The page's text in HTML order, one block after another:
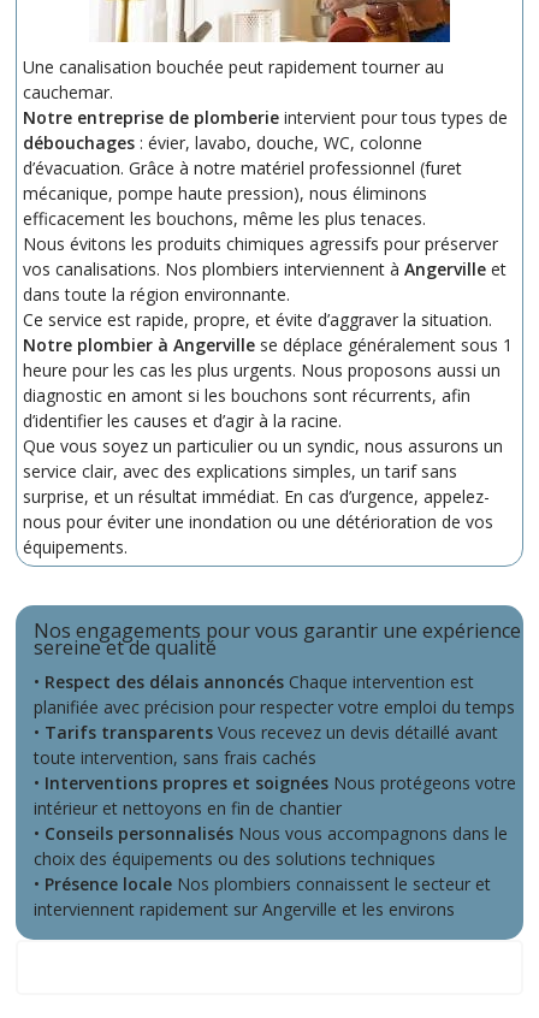
Une canalisation bouchée peut rapidement tourner au
cauchemar.
Notre entreprise de plomberie intervient pour tous types de
débouchages : évier, lavabo, douche, WC, colonne
d’évacuation. Grâce à notre matériel professionnel (furet
mécanique, pompe haute pression), nous éliminons
efficacement les bouchons, même les plus tenaces.
Nous évitons les produits chimiques agressifs pour préserver
vos canalisations. Nos plombiers interviennent à Angerville et
dans toute la région environnante.
Ce service est rapide, propre, et évite d’aggraver la situation.
Notre plombier à Angerville se déplace généralement sous 1
heure pour les cas les plus urgents. Nous proposons aussi un
diagnostic en amont si les bouchons sont récurrents, afin
d’identifier les causes et d’agir à la racine.
Que vous soyez un particulier ou un syndic, nous assurons un
service clair, avec des explications simples, un tarif sans
surprise, et un résultat immédiat. En cas d’urgence, appelez-
nous pour éviter une inondation ou une détérioration de vos
équipements.
Nos engagements pour vous garantir une expérience
sereine et de qualité
• Respect des délais annoncés Chaque intervention est
planifiée avec précision pour respecter votre emploi du temps
• Tarifs transparents Vous recevez un devis détaillé avant
toute intervention, sans frais cachés
• Interventions propres et soignées Nous protégeons votre
intérieur et nettoyons en fin de chantier
• Conseils personnalisés Nous vous accompagnons dans le
choix des équipements ou des solutions techniques
• Présence locale Nos plombiers connaissent le secteur et
interviennent rapidement sur Angerville et les environs